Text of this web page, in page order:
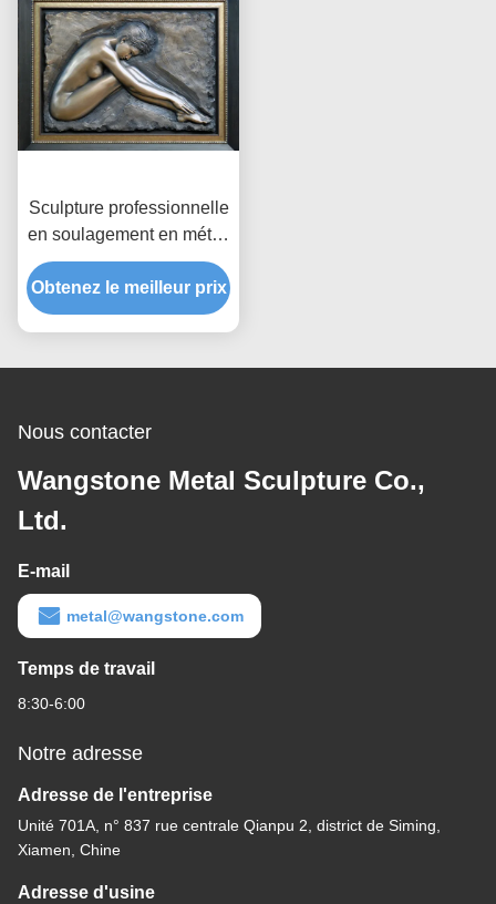
Sculpture professionnelle
en soulagement en métal,
sculpture nue en
soulagement de mur de
femme
Obtenez le meilleur prix
Nous contacter
Wangstone Metal Sculpture Co.,
Ltd.
E-mail
metal@wangstone.com
Temps de travail
8:30-6:00
Notre adresse
Adresse de l'entreprise
Unité 701A, n° 837 rue centrale Qianpu 2, district de Siming,
Xiamen, Chine
Adresse d'usine